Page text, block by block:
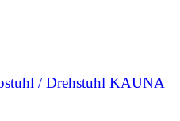
/ Drehstuhl KAUNA